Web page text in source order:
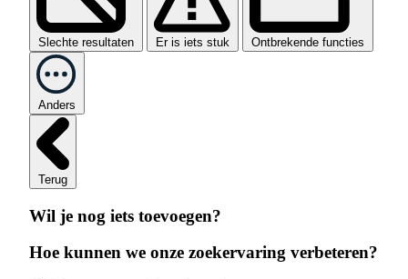
Slechte resultaten Er is iets stuk Ontbrekende functies
Anders
Terug
Wil je nog iets toevoegen?
Hoe kunnen we onze zoekervaring verbeteren?